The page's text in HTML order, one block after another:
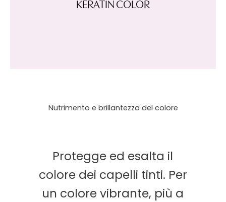
KERATIN COLOR
Nutrimento e brillantezza del colore
Protegge ed esalta il
colore dei capelli tinti. Per
un colore vibrante, più a